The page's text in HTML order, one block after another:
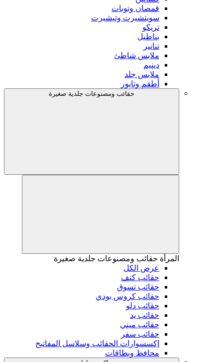
قمصان وتوبات
سويتشيرت وتيشيرت
تريكو
بناطيل
تنانير
ملابس شاطئ
دينيم
ملابس جلد
أطقم وتايور
حقائب ومصنوعات جلدية صغيرة
المرأة حقائب ومصنوعات جلدية صغيرة
عرض الكل
حقائب كتف
حقائب تسوق
حقائب كروس بودي
حقائب دلو
حقائب يد
حقائب ميني
حقائب سفر
إكسسوارات الحقائب وسلاسل المفاتيح
محافظ وبطاقات